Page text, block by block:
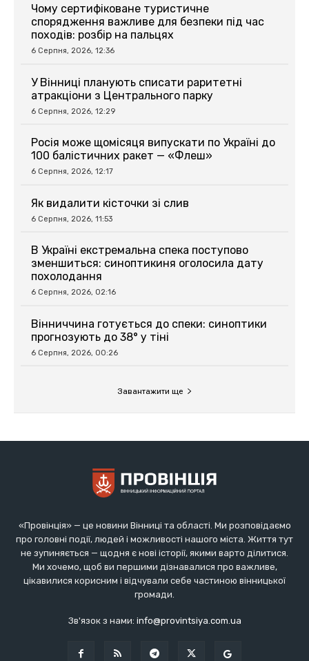
«Провінція» — це новини Вінниці та області. Ми розповідаємо
про головні події, людей і можливості нашого міста. Життя тут
не зупиняється — щодня є нові історії, якими варто ділитися.
Ми хочемо, щоб ви першими дізнавалися про важливе,
цікавилися корисним і відчували себе частиною вінницької
громади.
Зв'язок з нами: info@provintsiya.com.ua